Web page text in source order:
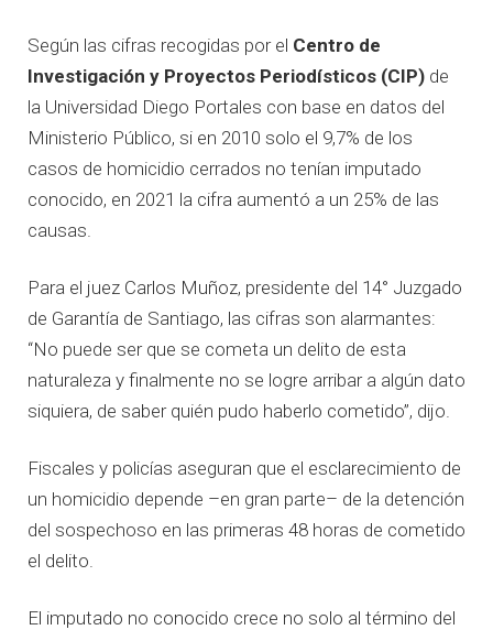
Según las cifras recogidas por el Centro de
Investigación y Proyectos Periodísticos (CIP) de
la Universidad Diego Portales con base en datos del
Ministerio Público, si en 2010 solo el 9,7% de los
casos de homicidio cerrados no tenían imputado
conocido, en 2021 la cifra aumentó a un 25% de las
causas.
Para el juez Carlos Muñoz, presidente del 14° Juzgado
de Garantía de Santiago, las cifras son alarmantes:
“No puede ser que se cometa un delito de esta
naturaleza y finalmente no se logre arribar a algún dato
siquiera, de saber quién pudo haberlo cometido”, dijo.
Fiscales y policías aseguran que el esclarecimiento de
un homicidio depende –en gran parte– de la detención
del sospechoso en las primeras 48 horas de cometido
el delito.
El imputado no conocido crece no solo al término del